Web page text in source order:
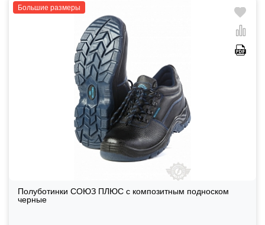
Большие размеры
Полуботинки СОЮЗ ПЛЮС с композитным подноском
черные